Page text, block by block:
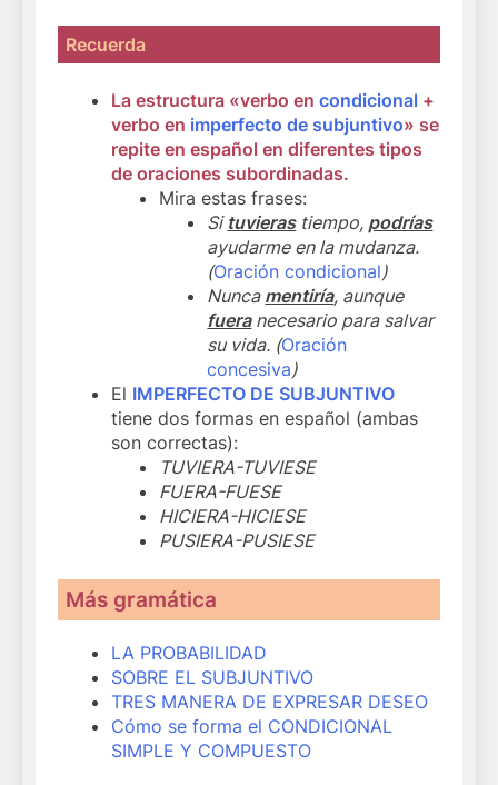
Recuerda
La estructura «verbo en condicional +
verbo en imperfecto de subjuntivo» se
repite en español en diferentes tipos
de oraciones subordinadas.
Mira estas frases:
Si tuvierastiempo, podrías
ayudarme en la mudanza.
(Oración condicional)
Nunca mentiría, aunque
fueranecesario para salvar
su vida. (Oración
concesiva)
El IMPERFECTO DE SUBJUNTIVO
tiene dos formas en español (ambas
son correctas):
TUVIERA-TUVIESE
FUERA-FUESE
HICIERA-HICIESE
PUSIERA-PUSIESE
Más gramática
LA PROBABILIDAD
SOBRE EL SUBJUNTIVO
TRES MANERA DE EXPRESAR DESEO
Cómo se forma el CONDICIONAL
SIMPLE Y COMPUESTO